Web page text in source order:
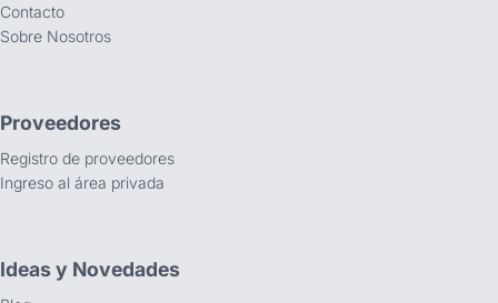
Contacto
Sobre Nosotros
Proveedores
Registro de proveedores
Ingreso al área privada
Ideas y Novedades